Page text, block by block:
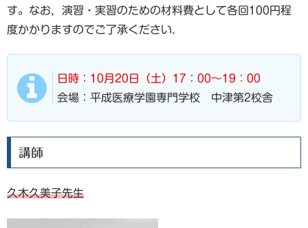
す。なお，演習・実習のための材料費として各回100円程
度かかりますのでご了承ください．
日時：10月20日（土）17：00～19：00
会場：平成医療学園専門学校 中津第2校舎
講師
久木久美子先生